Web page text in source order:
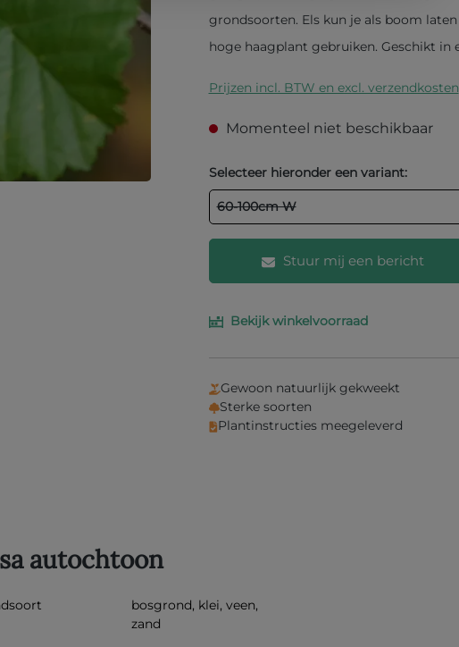
grondsoorten. Els kun je als boom
hoge haagplant gebruiken. Geschikt in
Prijzen incl. BTW en excl. verzendkosten
Momenteel niet beschikbaar
Selecteer hieronder een variant:
60-100cm W
Stuur mij een bericht
Vul je e-mailadres in het
Uw E-mail
Bekijk winkelvoorraad
Gewoon natuurlijk gekweekt
Sterke soorten
Plantinstructies meegeleverd
autochtoon
bosgrond, klei, veen,
zand